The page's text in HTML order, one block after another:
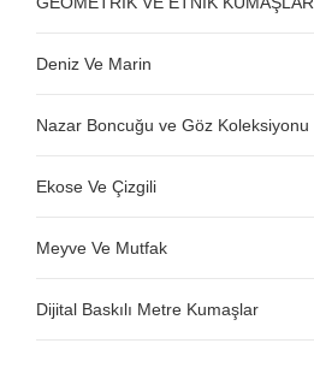
Deniz Ve Marin
Nazar Boncuğu ve Göz Koleksiyonu
Ekose Ve Çizgili
Meyve Ve Mutfak
Dijital Baskılı Metre Kumaşlar